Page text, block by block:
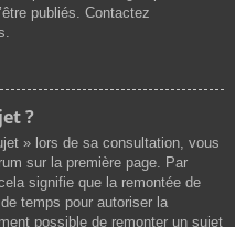
publiés. Contactez
?
» lors de sa consultation, vous
sur la première page. Par
signifie que la remontée de
temps pour autoriser la
possible de remonter un sujet